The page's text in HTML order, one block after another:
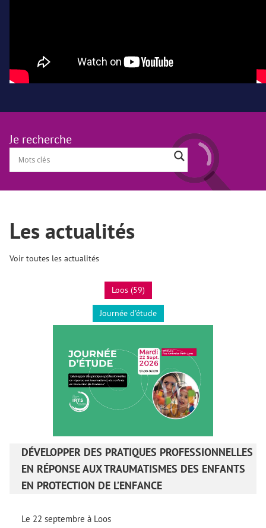
Je recherche
Les actualités
Voir toutes les actualités
Loos (59)
Journée d'étude
DÉVELOPPER DES PRATIQUES PROFESSIONNELLES
EN RÉPONSE AUX TRAUMATISMES DES ENFANTS
EN PROTECTION DE L’ENFANCE
Le 22 septembre à Loos